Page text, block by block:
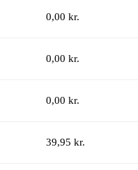
0,00 kr.
0,00 kr.
0,00 kr.
39,95 kr.